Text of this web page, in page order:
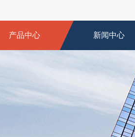
产品中心 新闻中心